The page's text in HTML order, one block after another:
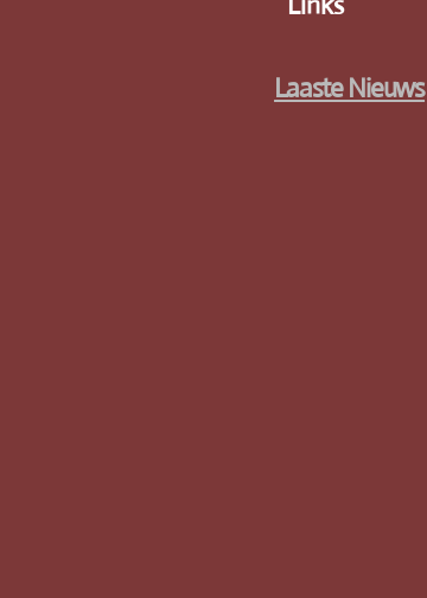
Laaste Nieuws